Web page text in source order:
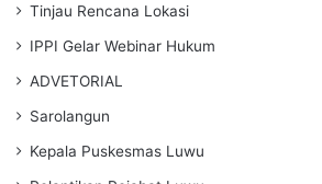
Tinjau Rencana Lokasi
IPPI Gelar Webinar Hukum
ADVETORIAL
Sarolangun
Kepala Puskesmas Luwu